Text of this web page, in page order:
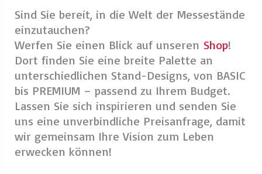
Sie haben Fragen oder wünschen
persönliche Beratung? Unsere Messebau-
Experten sind für Sie da!
Sprechen Sie uns an